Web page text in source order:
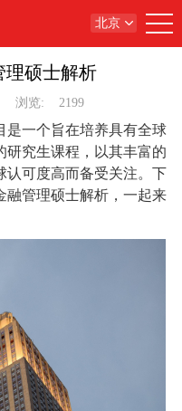
北京
理硕士解析
浏览: 2199
是一个旨在培养具有全球
研究生课程，以其丰富的
认可度高而备受关注。下
融管理硕士解析，一起来